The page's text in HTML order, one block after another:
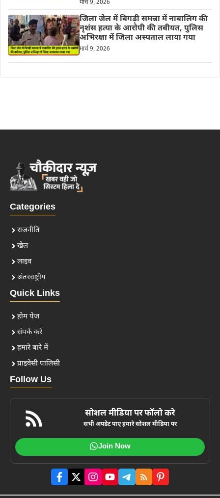
मार्च 9, 2026
जिला जेल में बिगड़ी समन्ना में नाबालिग की
नृशंस हत्या के आरोपी की तबीयत, पुलिस
अभिरक्षा में जिला अस्पताल लाया गया
मार्च 9, 2026
Categories
राजनीति
खेल
लाइव
अंतरराष्ट्रीय
Quick Links
होम पेज
संपर्क करे
हमारे बारे में
प्राइवेसी पालिसी
Follow Us
सोशल मीडिया पर फॉलो करे
सभी अपडेट पाए हमारे सोशल मीडिया पर
Join Now